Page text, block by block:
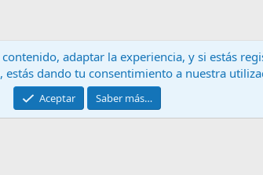
Contáctanos
platform by XenForo® © 2010-2024 XenForo Ltd.
adaptar la experiencia, y si estás
dando tu consentimiento a nuestra
Aceptar Saber más…